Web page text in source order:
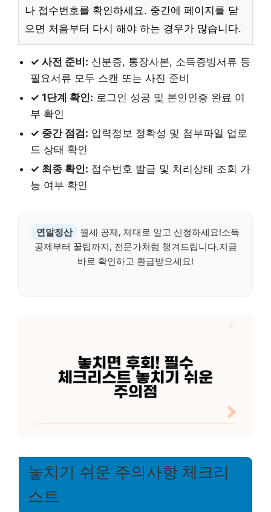
나 접수번호를 확인하세요. 중간에 페이지를 닫
으면 처음부터 다시 해야 하는 경우가 많습니다.
✓ 사전 준비: 신분증, 통장사본, 소득증빙서류 등
필요서류 모두 스캔 또는 사진 준비
✓ 1단계 확인: 로그인 성공 및 본인인증 완료 여
부 확인
✓ 중간 점검: 입력정보 정확성 및 첨부파일 업로
드 상태 확인
✓ 최종 확인: 접수번호 발급 및 처리상태 조회 가
능 여부 확인
연말정산
월세 공제, 제대로 알고 신청하세요!소득
공제부터 꿀팁까지, 전문가처럼 챙겨드립니다.지금
바로 확인하고 환급받으세요!
놓치기 쉬운 주의사항 체크리
스트